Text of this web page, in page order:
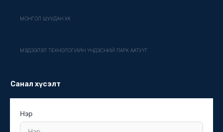
МОНГОЛ ШУУДАН ХК
МЭДЭЭЛЭЛ ТЕХНОЛОГИЙН ҮНДЭСНИЙ ПАРК ААТУҮГ
Санал хүсэлт
Нэр